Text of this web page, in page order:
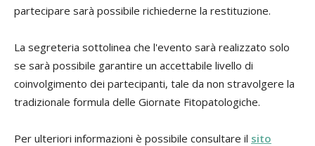
partecipare sarà possibile richiederne la restituzione.
La segreteria sottolinea che l'evento sarà realizzato solo
se sarà possibile garantire un accettabile livello di
coinvolgimento dei partecipanti, tale da non stravolgere la
tradizionale formula delle Giornate Fitopatologiche.
Per ulteriori informazioni è possibile consultare il sito